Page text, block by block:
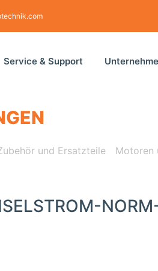
Service & Support
und Ersatzteile Motoren